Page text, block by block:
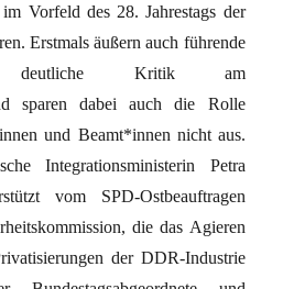
Vorfeld des 28. Jahrestags der
Erstmals äußern auch führende
deutliche Kritik am
sparen dabei auch die Rolle
und Beamt*innen nicht aus.
Integrationsministerin Petra
vom SPD-Ostbeauftragen
die das Agieren
der DDR-Industrie